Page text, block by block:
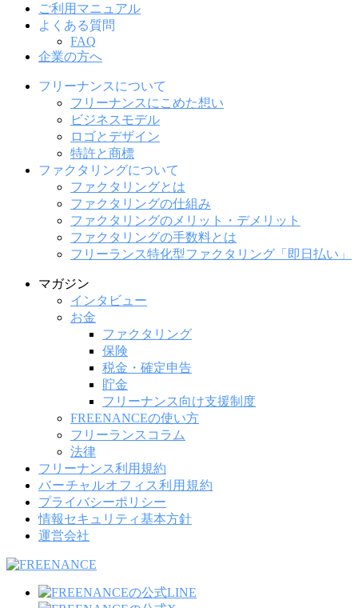
ご利用マニュアル
よくある質問
FAQ
企業の方へ
フリーナンスについて
フリーナンスにこめた想い
ビジネスモデル
ロゴとデザイン
特許と商標
ファクタリングについて
ファクタリングとは
ファクタリングの仕組み
ファクタリングのメリット・デメリット
ファクタリングの手数料とは
フリーランス特化型ファクタリング「即日払い」
マガジン
インタビュー
お金
ファクタリング
保険
税金・確定申告
貯金
フリーナンス向け支援制度
FREENANCEの使い方
フリーランスコラム
法律
フリーナンス利用規約
バーチャルオフィス利用規約
プライバシーポリシー
情報セキュリティ基本方針
運営会社